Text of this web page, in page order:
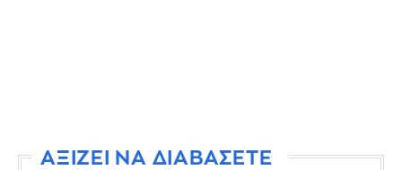
ΑΞΙΖΕΙ ΝΑ ΔΙΑΒΑΣΕΤΕ